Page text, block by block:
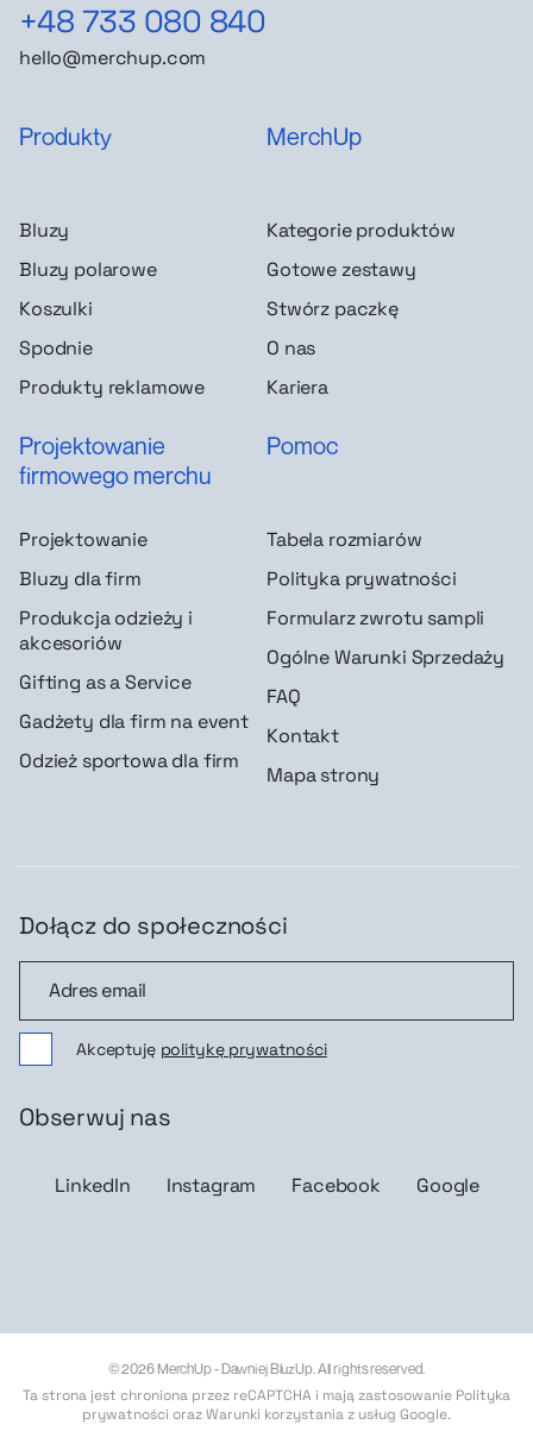
+48 733 080 840
hello@merchup.com
Produkty
Bluzy
Bluzy polarowe
Koszulki
Spodnie
Produkty reklamowe
MerchUp
Kategorie produktów
Gotowe zestawy
Stwórz paczkę
O nas
Kariera
Projektowanie
firmowego merchu
Projektowanie
Bluzy dla firm
Produkcja odzieży i
akcesoriów
Gifting as a Service
Gadżety dla firm na event
Odzież sportowa dla firm
Pomoc
Tabela rozmiarów
Polityka prywatności
Formularz zwrotu sampli
Ogólne Warunki Sprzedaży
FAQ
Kontakt
Mapa strony
Dołącz do społeczności
Akceptuję politykę prywatności
Obserwuj nas
LinkedIn Instagram Facebook Google
© 2026 MerchUp - Dawniej BluzUp. All rights reserved.
Ta strona jest chroniona przez reCAPTCHA i mają zastosowanie Polityka
prywatności orazWarunki korzystania z usług Google.